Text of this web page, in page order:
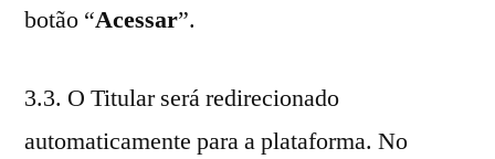
botão “Acessar”.
3.3. O Titular será redirecionado
automaticamente para a plataforma. No